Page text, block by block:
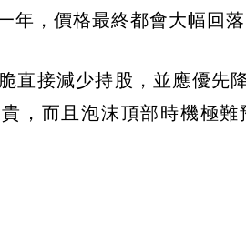
年，價格最終都會大幅回落
直接減少持股，並應優先
，而且泡沫頂部時機極